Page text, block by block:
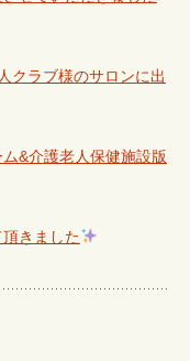
クラブ様のサロンに出
&介護老人保健施設版
きました